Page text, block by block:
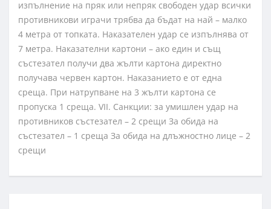
изпълнение на пряк или непряк свободен удар всички
противникови играчи трябва да бъдат на най – малко
4 метра от топката. Наказателен удар се изпълнява от
7 метра. Наказателни картони – ако един и същ
състезател получи два жълти картона директно
получава червен картон. Наказанието е от една
среща. При натрупване на 3 жълти картона се
пропуска 1 среща. VII. Санкции: за умишлен удар на
противников състезател – 2 срещи За обида на
състезател – 1 среща За обида на длъжностно лице – 2
срещи